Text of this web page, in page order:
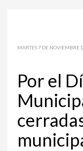
MARTES 7 DE NOVIEMBRE
Por el